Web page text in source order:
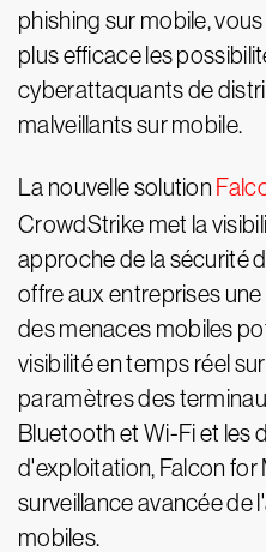
phishing sur mobile,
plus efficace les
cyberattaquants de
malveillants sur mobile.
La nouvelle solution
CrowdStrike met la
approche de la sécurité
offre aux entreprises
des menaces mobiles
visibilité en temps réel
paramètres des
Bluetooth et Wi-Fi et les
d'exploitation, Falcon for
surveillance avancée de
mobiles.